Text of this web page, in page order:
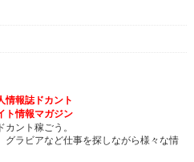
情報誌ドカント
ト情報マガジン
ント稼ごう。
ラビアなど仕事を探しながら様々な情